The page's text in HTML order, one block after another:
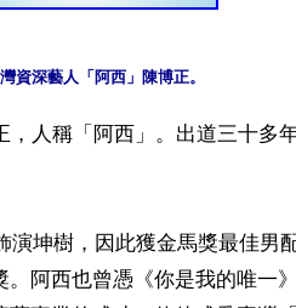
，人稱「阿西」。出道三十多
演坤樹，因此獲金馬獎最佳男
。阿西也曾憑《你是我的唯一